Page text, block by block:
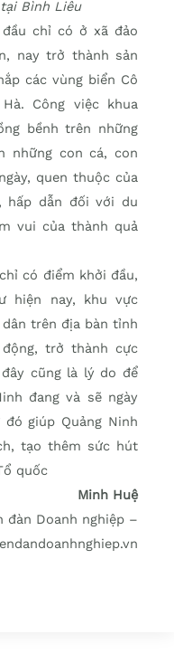
Bình Liêu
đầu chỉ có ở xã đảo
nay trở thành sản
các vùng biển Cô
Công việc khua
bềnh trên những
những con cá, con
quen thuộc của
hấp dẫn đối với du
vui của thành quả
có điểm khởi đầu,
hiện nay, khu vực
trên địa bàn tỉnh
trở thành cực
cũng là lý do để
đang và sẽ ngày
giúp Quảng Ninh
tạo thêm sức hút
quốc
Minh Huệ
đàn Doanh nghiệp –